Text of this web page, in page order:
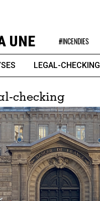
UNE #INCENDIES
LEGAL-CHECKING
checking